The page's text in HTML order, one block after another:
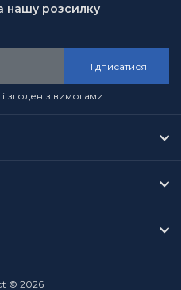
нашу розсилку
Підписатися
і згоден з вимогами
© 2026